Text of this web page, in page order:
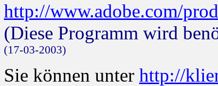
http://www.adobe.com/
(Diese Programm wird
(17-03-2003)
Sie können unter http://